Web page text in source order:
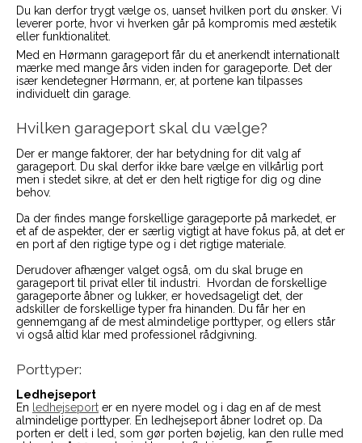
Du kan derfor trygt vælge os, uanset hvilken port du ønsker. Vi
leverer porte, hvor vi hverken går på kompromis med æstetik
eller funktionalitet.
Med en Hørmann garageport får du et anerkendt internationalt
mærke med mange års viden inden for garageporte. Det der
især kendetegner Hørmann, er, at portene kan tilpasses
individuelt din garage.
Hvilken garageport skal du vælge?
Der er mange faktorer, der har betydning for dit valg af
garageport. Du skal derfor ikke bare vælge en vilkårlig port
men i stedet sikre, at det er den helt rigtige for dig og dine
behov.
Da der findes mange forskellige garageporte på markedet, er
et af de aspekter, der er særlig vigtigt at have fokus på, at det er
en port af den rigtige type og i det rigtige materiale.
Derudover afhænger valget også, om du skal bruge en
garageport til privat eller til industri. Hvordan de forskellige
garageporte åbner og lukker, er hovedsageligt det, der
adskiller de forskellige typer fra hinanden. Du får her en
gennemgang af de mest almindelige porttyper, og ellers står
vi også altid klar med professionel rådgivning.
Porttyper:
Ledhejseport
En ledhejseport er en nyere model og i dag en af de mest
almindelige porttyper. En ledhejseport åbner lodret op. Da
porten er delt i led, som gør porten bøjelig, kan den rulle med